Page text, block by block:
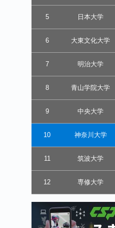
5 日本大学
6 大東文化大学
7 明治大学
8 青山学院大学
9 中央大学
10 神奈川大学
11 筑波大学
12 専修大学